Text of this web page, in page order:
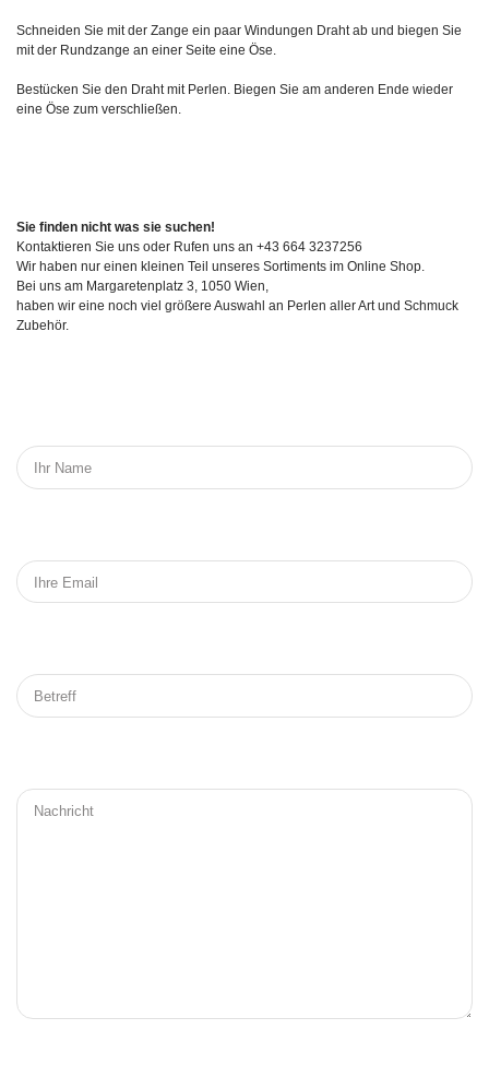
Schneiden Sie mit der Zange ein paar Windungen Draht ab und biegen Sie
mit der Rundzange an einer Seite eine Öse.
Bestücken Sie den Draht mit Perlen. Biegen Sie am anderen Ende wieder
eine Öse zum verschließen.
Sie finden nicht was sie suchen!
Kontaktieren Sie uns oder Rufen uns an +43 664 3237256
Wir haben nur einen kleinen Teil unseres Sortiments im Online Shop.
Bei uns am Margaretenplatz 3, 1050 Wien,
haben wir eine noch viel größere Auswahl an Perlen aller Art und Schmuck
Zubehör.